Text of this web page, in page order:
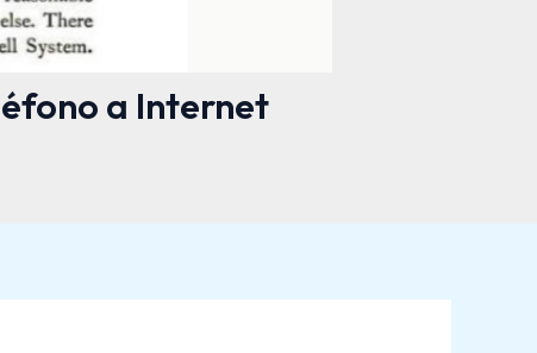
a Internet